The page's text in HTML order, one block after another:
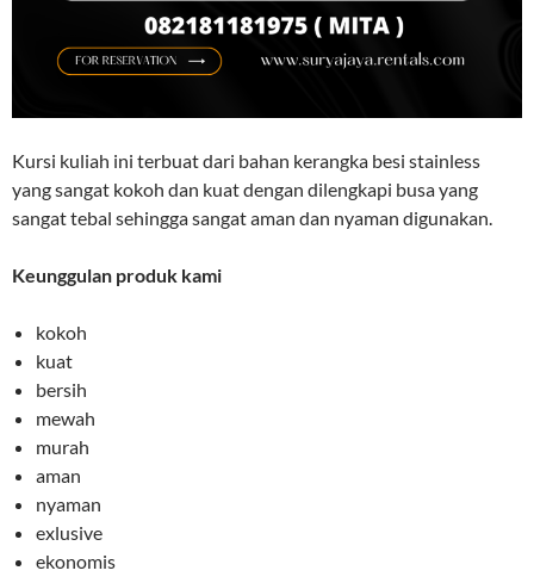
Kursi kuliah ini terbuat dari bahan kerangka besi stainless
yang sangat kokoh dan kuat dengan dilengkapi busa yang
sangat tebal sehingga sangat aman dan nyaman digunakan.
Keunggulan produk kami
kokoh
kuat
bersih
mewah
murah
aman
nyaman
exlusive
ekonomis